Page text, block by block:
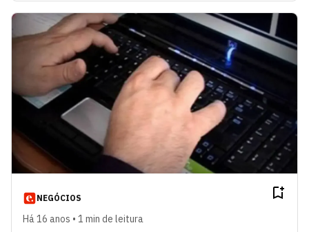
NEGÓCIOS
Há 16 anos • 1 min de leitura